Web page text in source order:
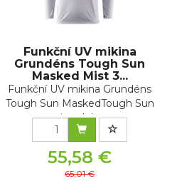
Funkční UV mikina
Grundéns Tough Sun
Masked Mist 3...
Funkční UV mikina Grundéns
Tough Sun MaskedTough Sun
je odol...
55,58 €
65,01 €